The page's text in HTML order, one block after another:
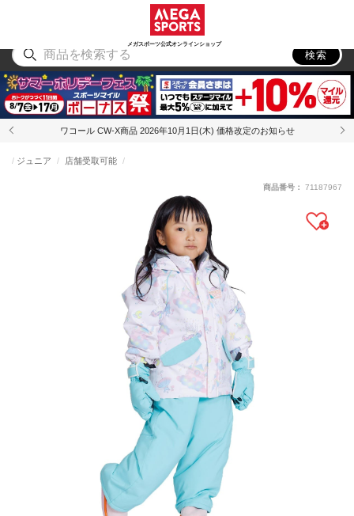
メガスポーツ公式オンラインショップ
アウトドア
検索
ワコール CW-X商品 2026年10月1日(木) 価格改定のお知らせ
ジュニア 店舗受取可能
商品番号： 71187967